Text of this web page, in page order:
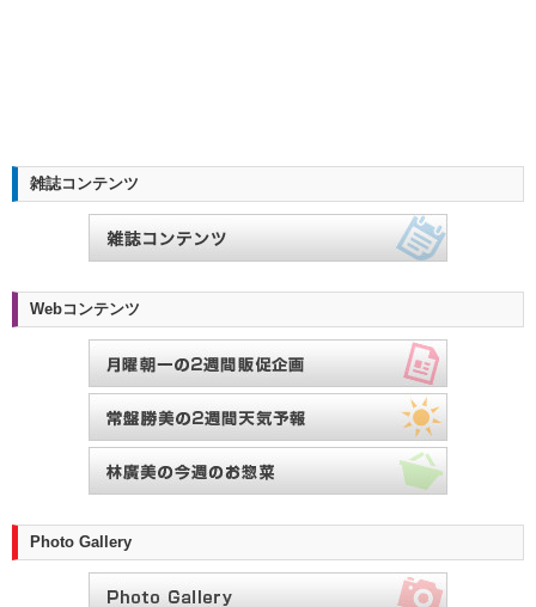
雑誌コンテンツ
Webコンテンツ
Photo Gallery